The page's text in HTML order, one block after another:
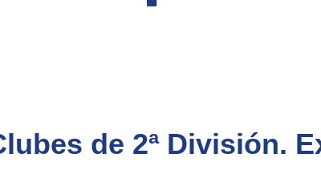
de 2ª División.